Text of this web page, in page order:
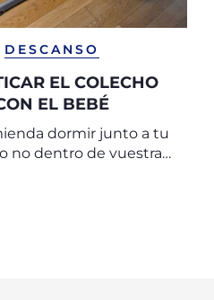
DESCANSO
EL COLECHO
EL BEBÉ
dormir junto a tu
no dentro de vuestra